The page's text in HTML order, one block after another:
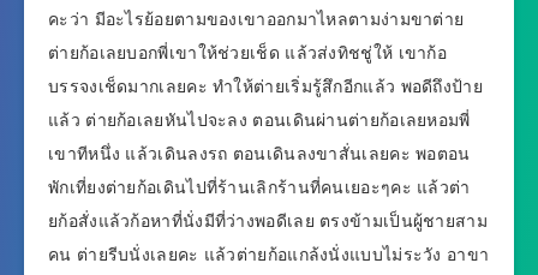
คะว่า มีอะไรย้อยตามของเขาออกมาไหลตามง่ามขาต่าย
ต่ายก้อเลยบอกพี่เขาให้ช่วยเช็ด แล้วส่งทิชชู่ให้ เขาก้อ
บรรจงเช็ดมากเลยคะ ทำให้ต่ายเริ่มรู้สึกอีกแล้ว พอดีถึงป้าย
แล้ว ต่ายก้อเลยหันไปจะลง ตอนเดินผ่านต่ายก้อเลยหอมพี่
เขาทีหนึ่ง แล้วเดินลงรถ ตอนเดินลงขาสั่นเลยคะ พอตอน
พักเที่ยงต่ายก้อเดินไปที่ร้านเลิกร้านที่คนเยอะๆคะ แล้วต่า
ยก้อสั่งแล้วก้อหาที่นั่งมีที่ว่างพอดีเลย ตรงข้ามเป็นผู้ชายสาม
คน ต่ายรีบนั่งเลยคะ แล้วต่ายก้อแกล้งนั่งแบบไม่ระวัง อาขา